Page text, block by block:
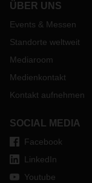
ÜBER UNS
Events & Messen
Standorte weltweit
Mediaroom
Medienkontakt
Kontakt aufnehmen
SOCIAL MEDIA
Facebook
LinkedIn
Youtube